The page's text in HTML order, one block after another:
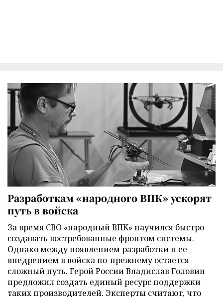
Разработкам «народного ВПК» ускорят
путь в войска
За время СВО «народный ВПК» научился быстро
создавать востребованные фронтом системы.
Однако между появлением разработки и ее
внедрением в войска по-прежнему остается
сложный путь. Герой России Владислав Головин
предложил создать единый ресурс поддержки
таких производителей. Эксперты считают, что